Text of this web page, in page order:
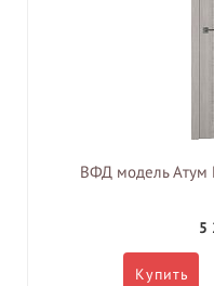
ВФД модель Атум
5
Купить